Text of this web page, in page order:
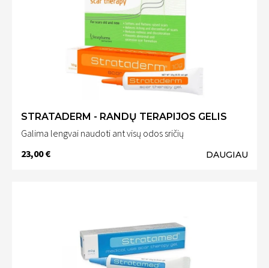
STRATADERM - RANDŲ TERAPIJOS GELIS
Galima lengvai naudoti ant visų odos sričių
23,00 €
DAUGIAU